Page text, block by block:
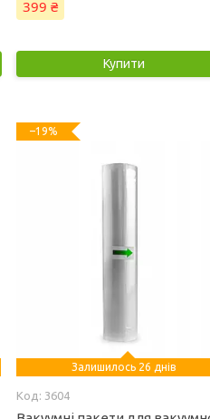
399 ₴
Купити
–19%
Залишилось 26 днів
3604